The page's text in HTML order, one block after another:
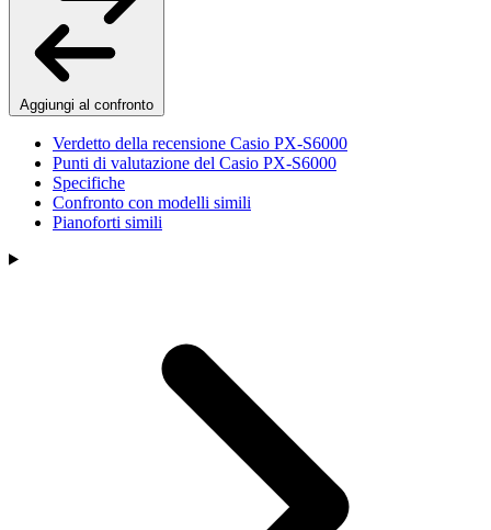
Aggiungi al confronto
Verdetto della recensione Casio PX-S6000
Punti di valutazione del Casio PX-S6000
Specifiche
Confronto con modelli simili
Pianoforti simili